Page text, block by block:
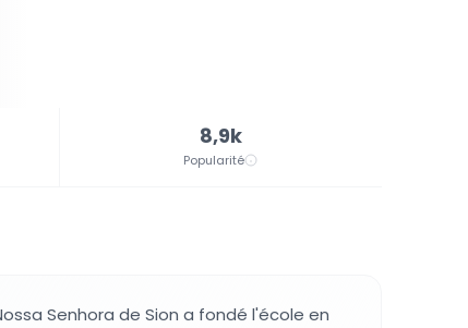
8,9k
Popularité
Senhora de Sion a fondé l'école en